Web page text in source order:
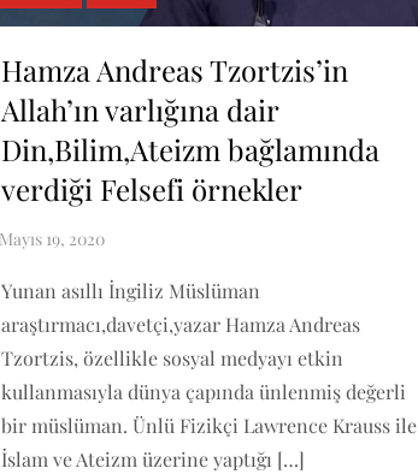
Hamza Andreas Tzortzis’in
Allah’ın varlığına dair
Din,Bilim,Ateizm bağlamında
verdiği Felsefi örnekler
Yunan asıllı İngiliz Müslüman
araştırmacı,davetçi,yazar Hamza Andreas
Tzortzis, özellikle sosyal medyayı etkin
kullanmasıyla dünya çapında ünlenmiş değerli
bir müslüman. Ünlü Fizikçi Lawrence Krauss ile
İslam ve Ateizm üzerine yaptığı […]